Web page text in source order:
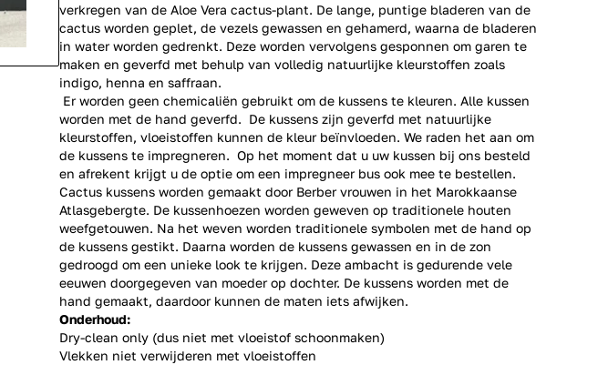
verkregen van de Aloe Vera cactus-plant. De lange, puntige bladeren van de
cactus worden geplet, de vezels gewassen en gehamerd, waarna de bladeren
in water worden gedrenkt. Deze worden vervolgens gesponnen om garen te
maken en geverfd met behulp van volledig natuurlijke kleurstoffen zoals
indigo, henna en saffraan.
Er worden geen chemicaliën gebruikt om de kussens te kleuren. Alle kussen
worden met de hand geverfd. De kussens zijn geverfd met natuurlijke
kleurstoffen, vloeistoffen kunnen de kleur beïnvloeden. We raden het aan om
de kussens te impregneren. Op het moment dat u uw kussen bij ons besteld
en afrekent krijgt u de optie om een impregneer bus ook mee te bestellen.
Cactus kussens worden gemaakt door Berber vrouwen in het Marokkaanse
Atlasgebergte. De kussenhoezen worden geweven op traditionele houten
weefgetouwen. Na het weven worden traditionele symbolen met de hand op
de kussens gestikt. Daarna worden de kussens gewassen en in de zon
gedroogd om een unieke look te krijgen. Deze ambacht is gedurende vele
eeuwen doorgegeven van moeder op dochter. De kussens worden met de
hand gemaakt, daardoor kunnen de maten iets afwijken.
Onderhoud:
Dry-clean only (dus niet met vloeistof schoonmaken)
Vlekken niet verwijderen met vloeistoffen